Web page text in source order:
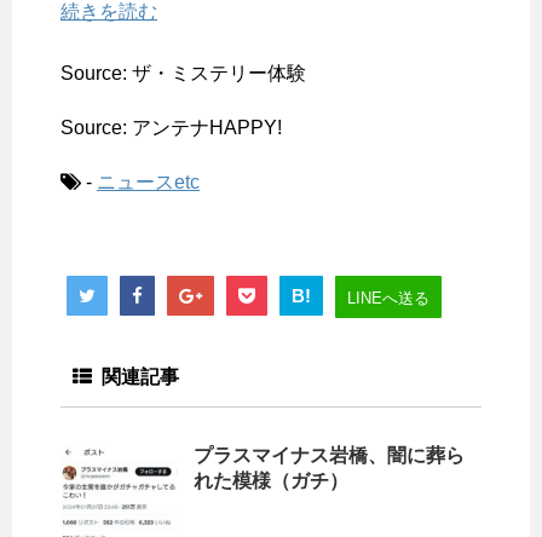
続きを読む
Source: ザ・ミステリー体験
Source: アンテナHAPPY!
- ニュースetc
B! LINEへ送る
関連記事
プラスマイナス岩橋、闇に葬ら
れた模様（ガチ）